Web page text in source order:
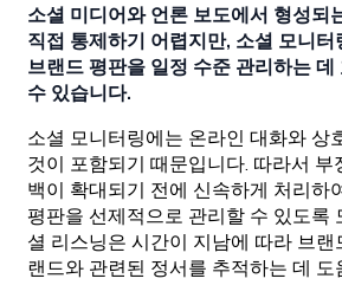
소셜 미디어와 언론 보도에서 형성되
직접 통제하기 어렵지만, 소셜 모니
브랜드 평판을 일정 수준 관리하는
수 있습니다.
소셜 모니터링에는 온라인 대화와 상
것이 포함되기 때문입니다. 따라서 부
백이 확대되기 전에 신속하게 처리하
평판을 선제적으로 관리할 수 있도록
셜 리스닝은 시간이 지남에 따라 브
랜드와 관련된 정서를 추적하는 데 도